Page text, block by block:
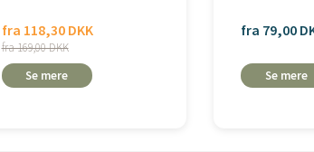
fra 118,30 DKK
fra 169,00 DKK
Se mere
fra 79,00
Se mere